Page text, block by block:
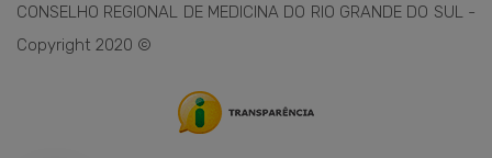
CONSELHO REGIONAL DE MEDICINA DO RIO GRANDE DO SUL -
Copyright 2020 ©